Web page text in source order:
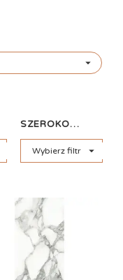

SZEROKOŚĆ
Wybierz filtr 